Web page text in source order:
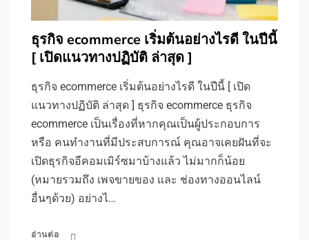
ธุรกิจ ecommerce เริ่มต้นอย่างไรดี ในปีนี้
[ เปิดแนวทางปฏิบัติ ล่าสุด ]
ธุรกิจ ecommerce เริ่มต้นอย่างไรดี ในปีนี้ [ เปิด
แนวทางปฏิบัติ ล่าสุด ] ธุรกิจ ecommerce ธุรกิจ
ecommerce เป็นเรื่องที่หากคุณเป็นผู้ประกอบการ
หรือ คนทำงานที่มีประสบการณ์ คุณอาจเคยฝันที่จะ
เปิดธุรกิจอีคอมเมิร์ซมาบ้างแล้ว ไม่มากก็น้อย
(หมายรวมถึง เพจขายของ และ ช่องทางออนไลน์
อื่นๆด้วย) อย่างไ…
อ่านต่อ